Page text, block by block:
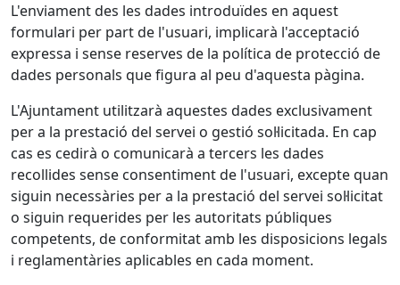
L'enviament des les dades introduïdes en aquest
formulari per part de l'usuari, implicarà l'acceptació
expressa i sense reserves de la política de protecció de
dades personals que figura al peu d'aquesta pàgina.
L'Ajuntament utilitzarà aquestes dades exclusivament
per a la prestació del servei o gestió sol·licitada. En cap
cas es cedirà o comunicarà a tercers les dades
recollides sense consentiment de l'usuari, excepte quan
siguin necessàries per a la prestació del servei sol·licitat
o siguin requerides per les autoritats públiques
competents, de conformitat amb les disposicions legals
i reglamentàries aplicables en cada moment.